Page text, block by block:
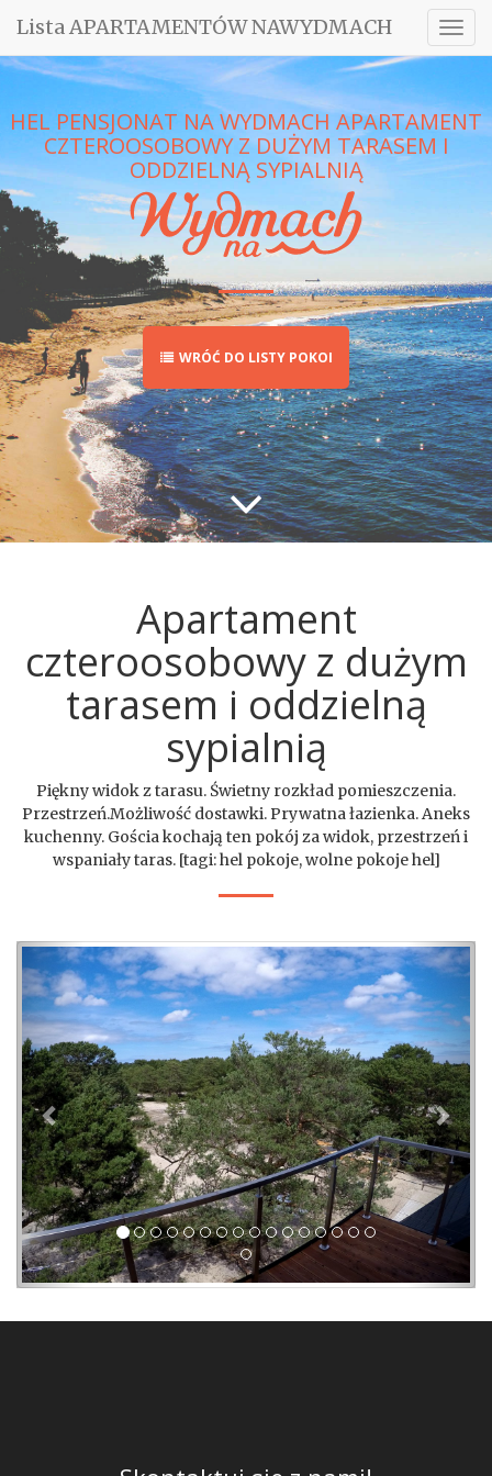
Lista APARTAMENTÓW NAWYDMACH
HEL PENSJONAT NA WYDMACH APARTAMENT
CZTEROOSOBOWY Z DUŻYM TARASEM I
ODDZIELNĄ SYPIALNIĄ
WRÓĆ DO LISTY POKOI
Apartament
czteroosobowy z dużym
tarasem i oddzielną
sypialnią
Piękny widok z tarasu. Świetny rozkład pomieszczenia.
Przestrzeń.Możliwość dostawki. Prywatna łazienka. Aneks
kuchenny. Gościa kochają ten pokój za widok, przestrzeń i
wspaniały taras. [tagi: hel pokoje, wolne pokoje hel]
Previous